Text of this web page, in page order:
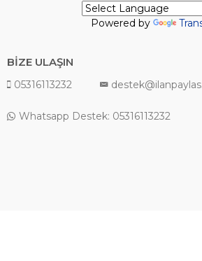
Powered by
BİZE ULAŞIN
05316113232
Whatsapp Destek: 05316113232